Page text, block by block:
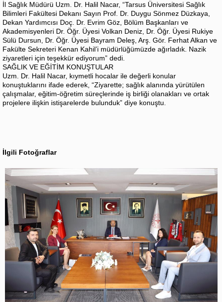
İl Sağlık Müdürü Uzm. Dr. Halil Nacar, “Tarsus Üniversitesi Sağlık
Bilimleri Fakültesi Dekanı Sayın Prof. Dr. Duygu Sönmez Düzkaya,
Dekan Yardımcısı Doç. Dr. Evrim Göz, Bölüm Başkanları ve
Akademisyenleri Dr. Öğr. Üyesi Volkan Deniz, Dr. Öğr. Üyesi Rukiye
Sülü Dursun, Dr. Öğr. Üyesi Bayram Deleş, Arş. Gör. Ferhat Alkan ve
Fakülte Sekreteri Kenan Kahil’i müdürlüğümüzde ağırladık. Nazik
ziyaretleri için teşekkür ediyorum” dedi.
SAĞLIK VE EĞİTİM KONUŞTULAR
Uzm. Dr. Halil Nacar, kıymetli hocalar ile değerli konular
konuştuklarını ifade ederek, “Ziyarette; sağlık alanında yürütülen
çalışmalar, eğitim-öğretim süreçlerinde iş birliği olanakları ve ortak
projelere ilişkin istişarelerde bulunduk” diye konuştu.
İlgili Fotoğraflar